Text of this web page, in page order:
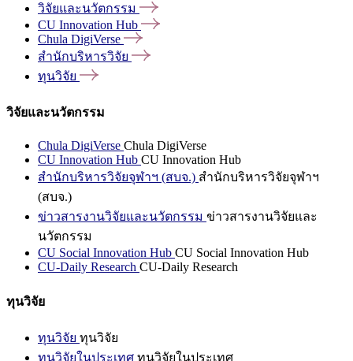
วิจัยและนวัตกรรม
CU Innovation Hub
Chula DigiVerse
สำนักบริหารวิจัย
ทุนวิจัย
วิจัยและนวัตกรรม
Chula DigiVerse Chula DigiVerse
CU Innovation Hub CU Innovation Hub
สำนักบริหารวิจัยจุฬาฯ (สบจ.) สำนักบริหารวิจัยจุฬาฯ
(สบจ.)
ข่าวสารงานวิจัยและนวัตกรรม ข่าวสารงานวิจัยและ
นวัตกรรม
CU Social Innovation Hub CU Social Innovation Hub
CU-Daily Research CU-Daily Research
ทุนวิจัย
ทุนวิจัย ทุนวิจัย
ทุนวิจัยในประเทศ ทุนวิจัยในประเทศ